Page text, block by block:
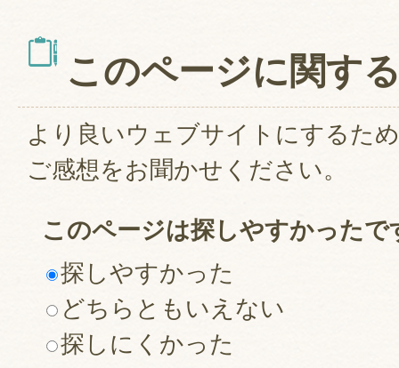
このページに関す
より良いウェブサイトにするた
ご感想をお聞かせください。
このページは探しやすかったで
探しやすかった
どちらともいえない
探しにくかった